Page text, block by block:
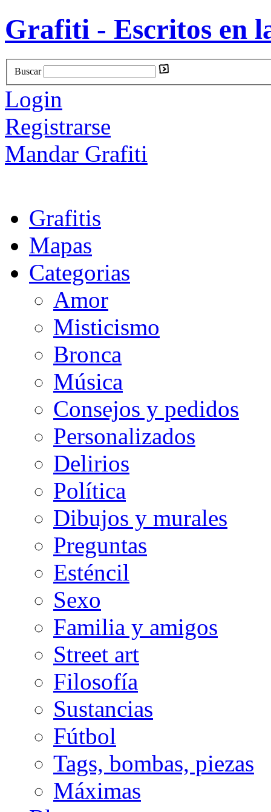
Grafiti - Escritos en
Buscar
Login
Registrarse
Mandar Grafiti
Grafitis
Mapas
Categorias
Amor
Misticismo
Bronca
Música
Consejos y pedidos
Personalizados
Delirios
Política
Dibujos y murales
Preguntas
Esténcil
Sexo
Familia y amigos
Street art
Filosofía
Sustancias
Fútbol
Tags, bombas, piezas
Máximas